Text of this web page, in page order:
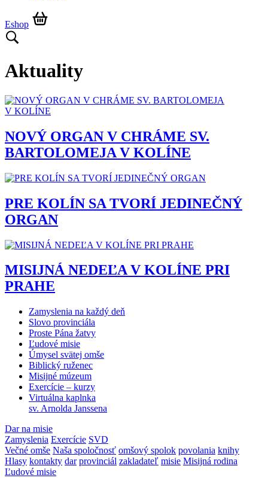
Eshop
Aktuality
NOVÝ ORGAN V CHRÁME SV.
BARTOLOMEJA V KOLÍNE
PRE KOLÍN SA TVORÍ JEDINEČNÝ
ORGAN
MISIJNÁ NEDEĽA V KOLÍNE PRI
PRAHE
Zamyslenia na každý deň
Slovo provinciála
Proste Pána žatvy
Ľudové misie
Úmysel svätej omše
Biblický ruženec
Misijné múzeum
Exercície – kurzy
Virtuálna kaplnka
sv. Arnolda Janssena
Dar na misie
Zamyslenia Exercície SVD
Večné omše Naša spoločnosť omšový spolok povolania knihy
Hlasy kontakty dar provinciál zakladateľ misie Misijná rodina
Ľudové misie